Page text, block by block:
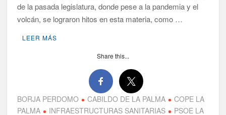
La Palma impulsa la inserción laboral de mujeres víctimas de
violencia de género con el apoyo empresarial
de La Palma y refuerza el comercio local en su sexta edición
Borja Perdomo acusa al Gobierno del Cabildo de falta de
planificación y exige respuestas sobre las pérdidas de agua
de la pasada legislatura, donde pese a la pandemia y el
volcán, se lograron hitos en esta materia, como …
LEER MÁS
Share this...
BORJA PERDOMO CABILDO DE LA PALMA
COPE LA
PALMA
INFRAESTRUCTURAS SANITARIAS
PSOE LA